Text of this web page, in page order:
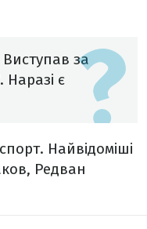
за
є
Найвідоміші
Редван